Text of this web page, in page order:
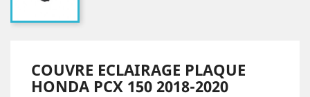
COUVRE ECLAIRAGE PLAQUE
HONDA PCX 150 2018-2020